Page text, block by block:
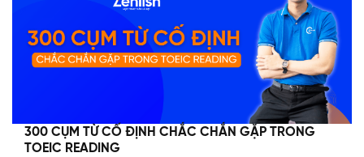
300 CỤM TỪ CỐ ĐỊNH CHẮC CHẮN GẶP TRONG
TOEIC READING